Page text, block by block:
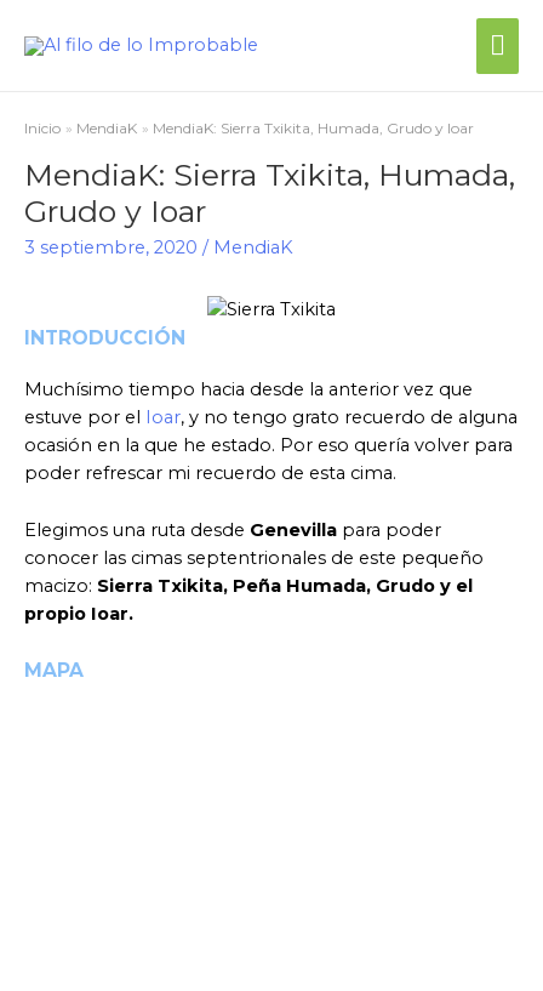
Inicio MendiaK MendiaK: Sierra Txikita, Humada, Grudo y Ioar
MendiaK: Sierra Txikita, Humada,
Grudo y Ioar
3 septiembre, 2020 / MendiaK
INTRODUCCIÓN
Muchísimo tiempo hacia desde la anterior vez que
estuve por el Ioar, y no tengo grato recuerdo de alguna
ocasión en la que he estado. Por eso quería volver para
poder refrescar mi recuerdo de esta cima.
Elegimos una ruta desde Genevilla para poder
conocer las cimas septentrionales de este pequeño
macizo: Sierra Txikita, Peña Humada, Grudo y el
propio Ioar.
MAPA